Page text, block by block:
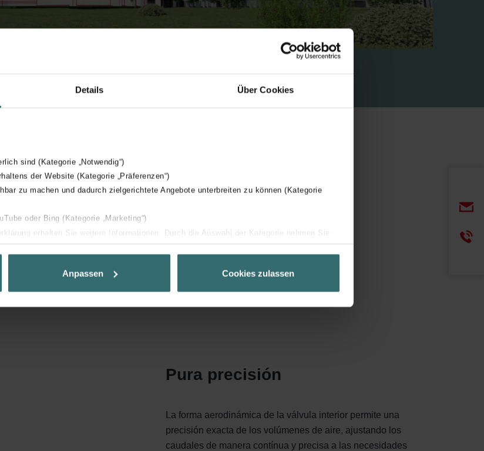
Details Über Cookies
sind (Kategorie „Notwendig“)
der Website (Kategorie „Präferenzen“)
zu machen und dadurch zielgerichtete Angebote unterbreiten zu können (Kategorie
oder Bing (Kategorie „Marketing“)
erhalten Sie weitere Informationen. Durch die Auswahl der Kategorie nehmen Sie
Nutzererfahrung zu ermöglichen und Ihnen maßgeschneiderte Informationen
zu stellen. Alle Einwilligungen können Sie selbstverständlich über einen Link in der
de confidentialité
ochrany osobních údajů
ve Ticaret Limitet Şirketi: Web Sitesi Çerezleri
Anpassen Cookies zulassen
Pura precisión
La forma aerodinámica de la válvula interior permite una
precisión exacta de los volúmenes de aire, ajustando los
caudales de manera contínua y precisa a las necesidades